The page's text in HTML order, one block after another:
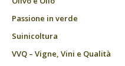
Passione in verde
Suinicoltura
VVQ – Vigne, Vini e Qualità